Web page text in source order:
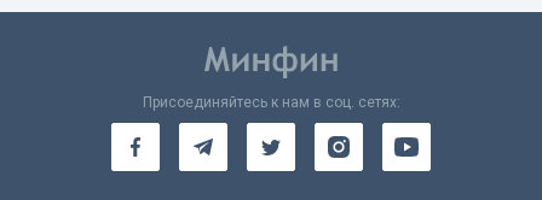
Присоединяйтесь к нам в соц. сетях: